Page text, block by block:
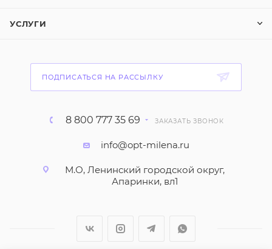
УСЛУГИ
ПОДПИСАТЬСЯ НА РАССЫЛКУ
8 800 777 35 69 ЗАКАЗАТЬ ЗВОНОК
info@opt-milena.ru
М.О, Ленинский городской округ,
Апаринки, вл1